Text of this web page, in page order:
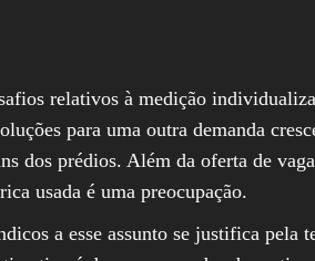
relativos à medição
para uma outra demanda
dos prédios. Além da oferta de
usada é uma preocupação.
a esse assunto se justifica pela